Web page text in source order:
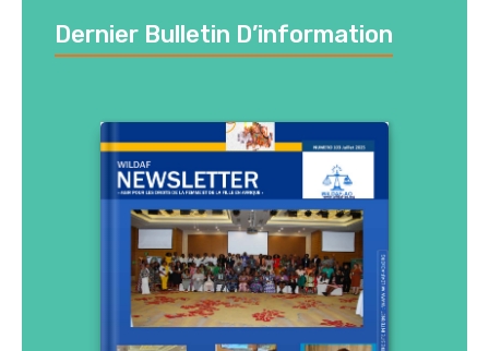
Dernier Bulletin D’information